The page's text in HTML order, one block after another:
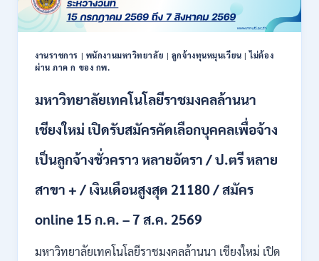
2569
เปิด
รับ
พนักงาน
ราชการ
ปวท.
ป.ตรี
สาขา
/
เงิน
เดือน
/
ต้อง
งานราชการ | พนักงานมหาวิทยาลัย | ลูกจ้างทุนหมุนเวียน |ไม่ต้อง
ผ่าน ภาค ก ของ กพ.
มหาวิทยาลัยเทคโนโลยีราชมงคลล้านนา
เชียงใหม่ เปิดรับสมัครคัดเลือกบุคคลเพื่อจ้าง
เป็นลูกจ้างชั่วคราว หลายอัตรา / ป.ตรี หลาย
สาขา + / เงินเดือนสูงสุด 21180 / สมัคร
online 15 ก.ค. – 7 ส.ค. 2569
มหาวิทยาลัยเทคโนโลยีราชมงคลล้านนา เชียงใหม่ เปิด